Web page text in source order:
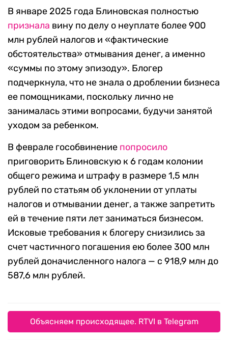
В январе 2025 года Блиновская полностью
признала вину по делу о неуплате более 900
млн рублей налогов и «фактические
обстоятельства» отмывания денег, а именно
«суммы по этому эпизоду». Блогер
подчеркнула, что не знала о дроблении бизнеса
ее помощниками, поскольку лично не
занималась этими вопросами, будучи занятой
уходом за ребенком.
В феврале гособвинение попросило
приговорить Блиновскую к 6 годам колонии
общего режима и штрафу в размере 1,5 млн
рублей по статьям об уклонении от уплаты
налогов и отмывании денег, а также запретить
ей в течение пяти лет заниматься бизнесом.
Исковые требования к блогеру снизились за
счет частичного погашения ею более 300 млн
рублей доначисленного налога — с 918,9 млн до
587,6 млн рублей.
Объясняем происходящее. RTVI в Telegram